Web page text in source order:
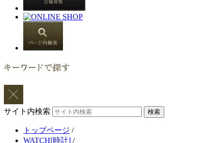
サイト内検索
トップページ /
WATCH[時計] /